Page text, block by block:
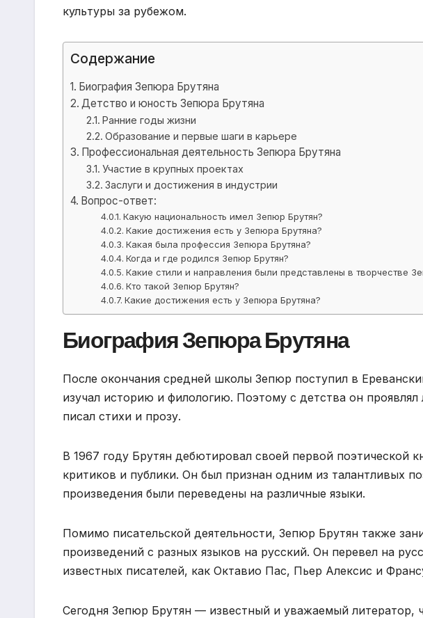
культуры за рубежом.
Содержание
Биография Зепюра Брутяна
Детство и юность Зепюра Брутяна
Ранние годы жизни
Образование и первые шаги в карьере
Профессиональная деятельность Зепюра Брутяна
Участие в крупных проектах
Заслуги и достижения в индустрии
Вопрос-ответ:
Какую национальность имел Зепюр Брутян?
Какие достижения есть у Зепюра Брутяна?
Какая была профессия Зепюра Брутяна?
Когда и где родился Зепюр Брутян?
Какие стили и направления были представлены в творчестве
Кто такой Зепюр Брутян?
Какие достижения есть у Зепюра Брутяна?
Биография Зепюра Брутяна
После окончания средней школы Зепюр поступил в
изучал историю и филологию. Поэтому с детства он
писал стихи и прозу.
В 1967 году Брутян дебютировал своей первой поэтической
критиков и публики. Он был признан одним из талантливых
произведения были переведены на различные языки.
Помимо писательской деятельности, Зепюр Брутян также
произведений с разных языков на русский. Он перевел на
известных писателей, как Октавио Пас, Пьер Алексис и
Сегодня Зепюр Брутян — известный и уважаемый литератор,